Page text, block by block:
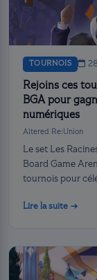
TOURNOIS
Rejoins ces
BGA pour
numériques
Altered Re:Union
Le set Les
Board Game
tournois pour
Lire la suite →